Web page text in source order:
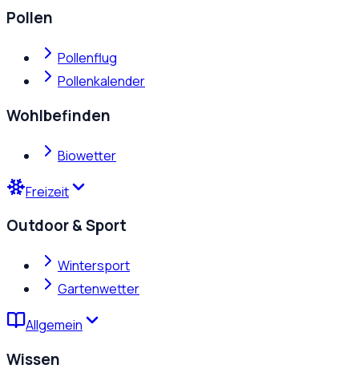
Pollen
Pollenflug
Pollenkalender
Wohlbefinden
Biowetter
Freizeit
Outdoor & Sport
Wintersport
Gartenwetter
Allgemein
Wissen